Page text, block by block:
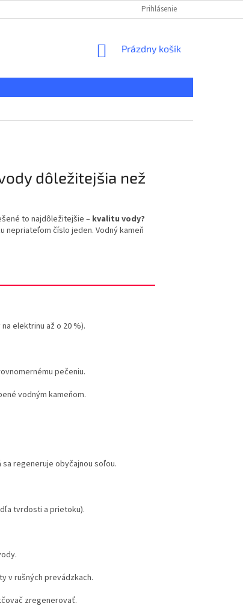
DOPRAVA A PLATBA
Prihlásenie
NÁKUPNÝ
Prázdny košík
dôležitejšia než
to najdôležitejšie – kvalitu vody?
nepriateľom číslo jeden. Vodný kameň
elektrinu až o 20 %).
pečeniu.
vodným kameňom.
regeneruje obyčajnou soľou.
tvrdosti a prietoku).
v rušných prevádzkach.
zregenerovať.